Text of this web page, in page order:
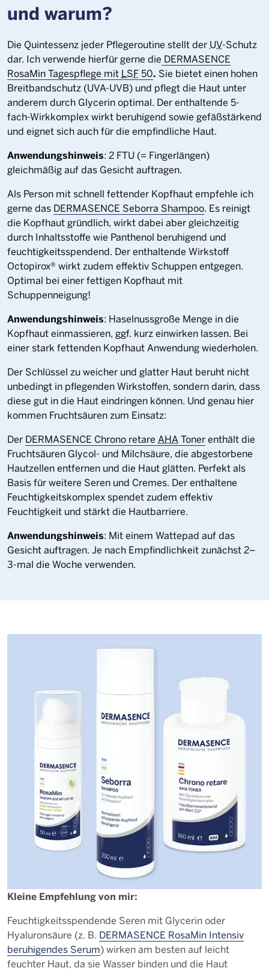
und warum?
Die Quintessenz jeder Pflegeroutine stellt der UV-Schutz
dar. Ich verwende hierfür gerne die DERMASENCE
RosaMin Tagespflege mit LSF50. Sie bietet einen hohen
Breitbandschutz (UVA-UVB) und pflegt die Haut unter
anderem durch Glycerin optimal. Der enthaltende 5-
fach-Wirkkomplex wirkt beruhigend sowie gefäßstärkend
und eignet sich auch für die empfindliche Haut.
Anwendungshinweis: 2 FTU (= Fingerlängen)
gleichmäßig auf das Gesicht auftragen.
Als Person mit schnell fettender Kopfhaut empfehle ich
gerne das DERMASENCE Seborra Shampoo. Es reinigt
die Kopfhaut gründlich, wirkt dabei aber gleichzeitig
durch Inhaltsstoffe wie Panthenol beruhigend und
feuchtigkeitsspendend. Der enthaltende Wirkstoff
Octopirox® wirkt zudem effektiv Schuppen entgegen.
Optimal bei einer fettigen Kopfhaut mit
Schuppenneigung!
Anwendungshinweis: Haselnussgroße Menge in die
Kopfhaut einmassieren, ggf. kurz einwirken lassen. Bei
einer stark fettenden Kopfhaut Anwendung wiederholen.
Der Schlüssel zu weicher und glatter Haut beruht nicht
unbedingt in pflegenden Wirkstoffen, sondern darin, dass
diese gut in die Haut eindringen können. Und genau hier
kommen Fruchtsäuren zum Einsatz:
Der DERMASENCE Chrono retare AHA Tonerenthält die
Fruchtsäuren Glycol- und Milchsäure, die abgestorbene
Hautzellen entfernen und die Haut glätten. Perfekt als
Basis für weitere Seren und Cremes. Der enthaltene
Feuchtigkeitskomplex spendet zudem effektiv
Feuchtigkeit und stärkt die Hautbarriere.
Anwendungshinweis: Mit einem Wattepad auf das
Gesicht auftragen. Je nach Empfindlichkeit zunächst 2–
3-mal die Woche verwenden.
Kleine Empfehlung von mir:
Feuchtigkeitsspendende Seren mit Glycerin oder
Hyaluronsäure (z. B. DERMASENCE RosaMin Intensiv
beruhigendes Serum) wirken am besten auf leicht
feuchter Haut, da sie Wasser binden und die Haut